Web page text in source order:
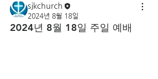
sjkchurch
2024년 8월 18일
2024년 8월 18일 주일 예배